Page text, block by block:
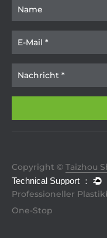
Copyright © Taizhou
Professioneller
One-Stop